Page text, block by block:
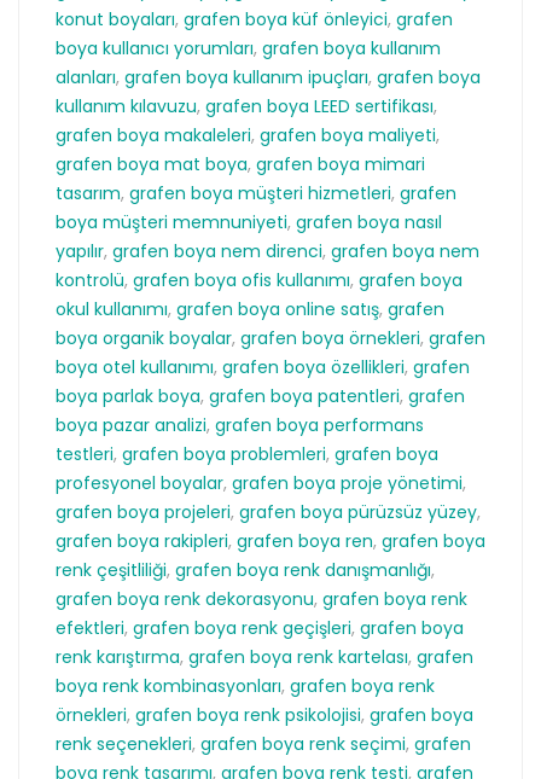
konut boyaları, grafen boya küf önleyici, grafen
boya kullanıcı yorumları, grafen boya kullanım
alanları, grafen boya kullanım ipuçları, grafen boya
kullanım kılavuzu, grafen boya LEED sertifikası,
grafen boya makaleleri, grafen boya maliyeti,
grafen boya mat boya, grafen boya mimari
tasarım, grafen boya müşteri hizmetleri, grafen
boya müşteri memnuniyeti, grafen boya nasıl
yapılır, grafen boya nem direnci, grafen boya nem
kontrolü, grafen boya ofis kullanımı, grafen boya
okul kullanımı, grafen boya online satış, grafen
boya organik boyalar, grafen boya örnekleri, grafen
boya otel kullanımı, grafen boya özellikleri, grafen
boya parlak boya, grafen boya patentleri, grafen
boya pazar analizi, grafen boya performans
testleri, grafen boya problemleri, grafen boya
profesyonel boyalar, grafen boya proje yönetimi,
grafen boya projeleri, grafen boya pürüzsüz yüzey,
grafen boya rakipleri, grafen boya ren, grafen boya
renk çeşitliliği, grafen boya renk danışmanlığı,
grafen boya renk dekorasyonu, grafen boya renk
efektleri, grafen boya renk geçişleri, grafen boya
renk karıştırma, grafen boya renk kartelası, grafen
boya renk kombinasyonları, grafen boya renk
örnekleri, grafen boya renk psikolojisi, grafen boya
renk seçenekleri, grafen boya renk seçimi, grafen
boya renk tasarımı, grafen boya renk testi, grafen